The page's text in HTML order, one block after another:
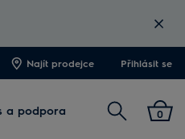
Najít prodejce Přihlásit se
a podpora Vyhledat0